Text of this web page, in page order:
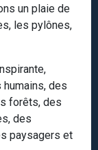
un plaie de
les pylônes,
des
forêts, des
des
paysagers et